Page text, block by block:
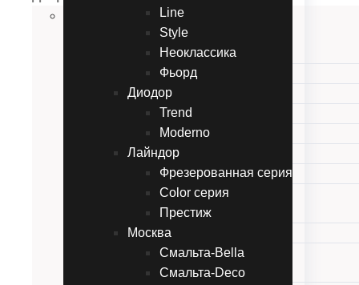
Line
Style
Неоклассика
Фьорд
Диодор
Trend
Moderno
Лайндор
Фрезерованная серия
Color серия
Престиж
Москва
Смальта-Bella
Смальта-Deco
Карельские двери
Прованc
Тоскана
Багет
Line
Style
Неоклассика
Фьорд
Диодор
Trend
Moderno
Лайндор
Фрезерованная серия